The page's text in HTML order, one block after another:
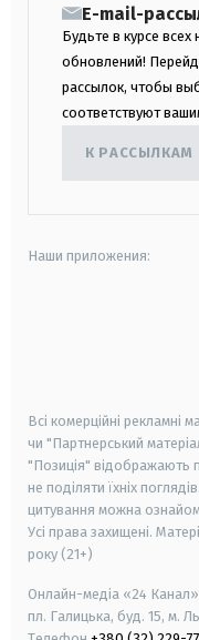
E-mail-
Будьте в курсе всех
обновлений!
рассылок, чтобы
соответствуют
К РАССЫЛКАМ
Наши приложения:
Всі комерційні рекламні
чи "Партнерський
"Позиція" відображають
не поділяти їхніх
цитування можна
Усі права захищені.
року (21+)
Онлайн-медіа «24 Канал»
пл. Галицька, буд. 15, м.